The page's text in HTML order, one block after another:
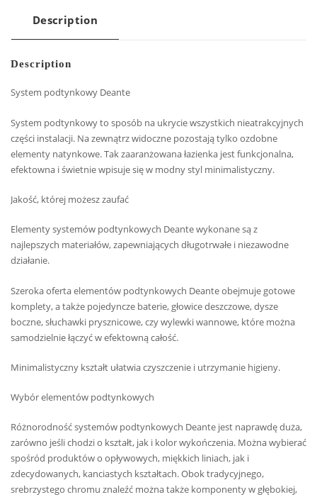
Description
Description
System podtynkowy Deante
System podtynkowy to sposób na ukrycie wszystkich nieatrakcyjnych
części instalacji. Na zewnątrz widoczne pozostają tylko ozdobne
elementy natynkowe. Tak zaaranżowana łazienka jest funkcjonalna,
efektowna i świetnie wpisuje się w modny styl minimalistyczny.
Jakość, której możesz zaufać
Elementy systemów podtynkowych Deante wykonane są z
najlepszych materiałów, zapewniających długotrwałe i niezawodne
działanie.
Szeroka oferta elementów podtynkowych Deante obejmuje gotowe
komplety, a także pojedyncze baterie, głowice deszczowe, dysze
boczne, słuchawki prysznicowe, czy wylewki wannowe, które można
samodzielnie łączyć w efektowną całość.
Minimalistyczny kształt ułatwia czyszczenie i utrzymanie higieny.
Wybór elementów podtynkowych
Różnorodność systemów podtynkowych Deante jest naprawdę duża,
zarówno jeśli chodzi o kształt, jak i kolor wykończenia. Można wybierać
spośród produktów o opływowych, miękkich liniach, jak i
zdecydowanych, kanciastych kształtach. Obok tradycyjnego,
srebrzystego chromu znaleźć można także komponenty w głębokiej,